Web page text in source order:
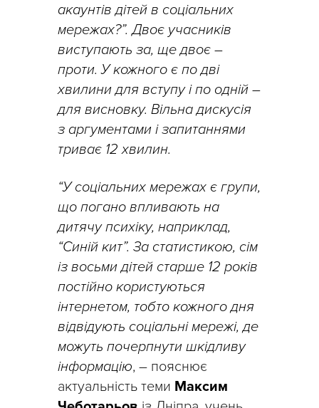
акаунтів дітей в соціальних
мережах?”. Двоє учасників
виступають за, ще двоє –
проти. У кожного є по дві
хвилини для вступу і по одній –
для висновку. Вільна дискусія
з аргументами і запитаннями
триває 12 хвилин.
“У соціальних мережах є групи,
що погано впливають на
дитячу психіку, наприклад,
“Синій кит”. За статистикою, сім
із восьми дітей старше 12 років
постійно користуються
інтернетом, тобто кожного дня
відвідують соціальні мережі, де
можуть почерпнути шкідливу
інформацію, – пояснює
актуальність теми Максим